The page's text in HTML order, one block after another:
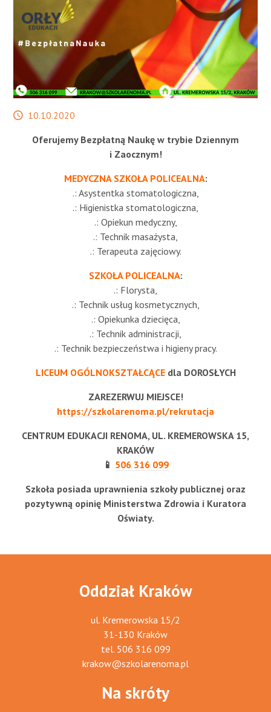
STREFA SŁUCHACZA
Data
10.10.2020
Oferujemy Bezpłatną Naukę w trybie Dziennym
i Zaocznym!
MEDYCZNA SZKOŁA POLICEALNA:
.: Asystentka stomatologiczna,
.: Higienistka stomatologiczna,
.: Opiekun medyczny,
.: Technik masażysta,
.: Terapeuta zajęciowy.
SZKOŁA POLICEALNA:
.: Florysta,
.: Technik usług kosmetycznych,
.: Opiekunka dziecięca,
.: Technik administracji,
.: Technik bezpieczeństwa i higieny pracy.
LICEUM OGÓLNOKSZTAŁCĄCEdla DOROSŁYCH
ZAREZERWUJ MIEJSCE!
https://szkolarenoma.pl/rekrutacja
CENTRUM EDUKACJI RENOMA, UL. KREMEROWSKA 15,
KRAKÓW
📱 506 316 099
Szkoła posiada uprawnienia szkoły publicznej oraz
pozytywną opinię Ministerstwa Zdrowia i Kuratora
Oświaty.
Oddział Kraków
ul. Kremerowska 15/2
31-130 Kraków
tel. 506 316 099
krakow@szkolarenoma.pl
Na skróty